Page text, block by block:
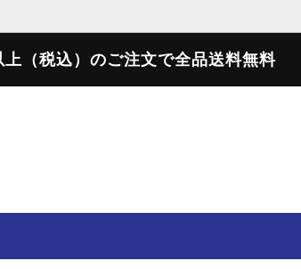
（税込）のご注文で全品送料無料
SHOES